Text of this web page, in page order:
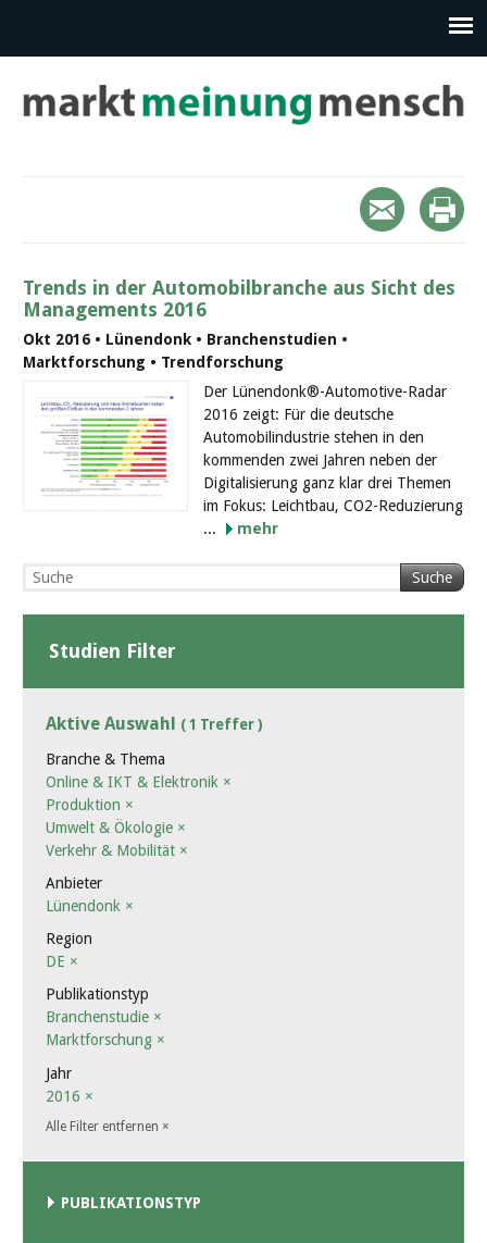
Trends in der Automobilbranche aus Sicht des
Managements 2016
Okt 2016 • Lünendonk • Branchenstudien •
Marktforschung • Trendforschung
Der Lünendonk®-Automotive-Radar
2016 zeigt: Für die deutsche
Automobilindustrie stehen in den
kommenden zwei Jahren neben der
Digitalisierung ganz klar drei Themen
im Fokus: Leichtbau, CO2-Reduzierung
...
mehr
Suche
Studien Filter
Aktive Auswahl ( 1 Treffer )
Branche & Thema
Online & IKT & Elektronik ×
Produktion ×
Umwelt & Ökologie ×
Verkehr & Mobilität ×
Anbieter
Lünendonk ×
Region
DE ×
Publikationstyp
Branchenstudie ×
Marktforschung ×
Jahr
2016 ×
Alle Filter entfernen ×
PUBLIKATIONSTYP